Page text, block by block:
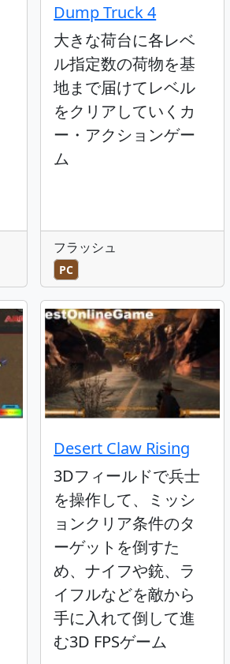
Dump Truck 4
大きな荷台に各レベ
ル指定数の荷物を基
地まで届けてレベル
をクリアしていくカ
ー・アクションゲー
ム
フラッシュ
PC
Desert Claw Rising
3Dフィールドで兵士
を操作して、ミッシ
ョンクリア条件のタ
ーゲットを倒すた
め、ナイフや銃、ラ
イフルなどを敵から
手に入れて倒して進
む3D FPSゲーム